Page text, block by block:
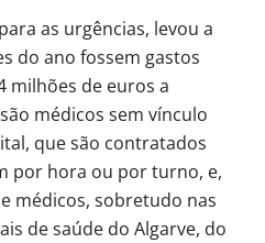
as urgências, levou a
do ano fossem gastos
milhões de euros a
médicos sem vínculo
que são contratados
por hora ou por turno, e,
médicos, sobretudo nas
de saúde do Algarve, do